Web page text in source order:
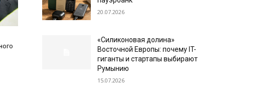
20.07.2026
«Силиконовая долина»
Восточной Европы: почему IT-
гиганты и стартапы выбирают
Румынию
15.07.2026